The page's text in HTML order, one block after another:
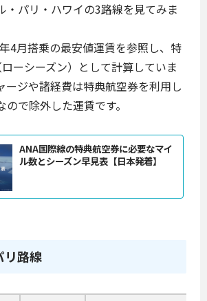
・パリ・ハワイの3路線を見てみま
4月搭乗の最安値運賃を参照し、特
ーシーズン）として計算していま
ージや諸経費は特典航空券を利用し
で除外した運賃です。
ANA国際線の特典航空券に必要なマイ
ル数とシーズン早見表【日本発着】
路線